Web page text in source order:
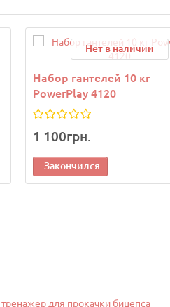
Нет в наличии
Набор гантелей 10 кг
PowerPlay 4120
1 100грн.
Закончился
тренажер для прокачки бицепса